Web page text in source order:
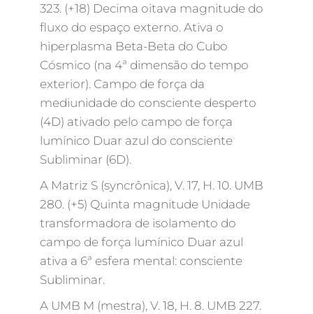
323. (+18) Decima oitava magnitude do
fluxo do espaço externo. Ativa o
hiperplasma Beta-Beta do Cubo
Cósmico (na 4ª dimensão do tempo
exterior). Campo de força da
mediunidade do consciente desperto
(4D) ativado pelo campo de força
lumínico Duar azul do consciente
Subliminar (6D).
A Matriz S (syncrônica), V. 17, H. 10. UMB
280. (+5) Quinta magnitude Unidade
transformadora de isolamento do
campo de força lumínico Duar azul
ativa a 6ª esfera mental: consciente
Subliminar.
A UMB M (mestra), V. 18, H. 8. UMB 227.